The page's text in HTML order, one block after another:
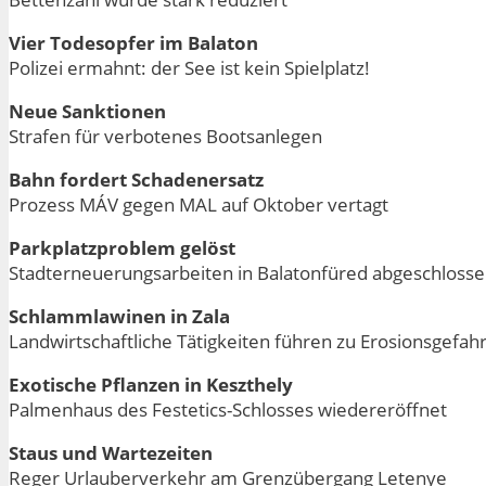
Vier Todesopfer im Balaton
Polizei ermahnt: der See ist kein Spielplatz!
Neue Sanktionen
Strafen für verbotenes Bootsanlegen
Bahn fordert Schadenersatz
Prozess MÁV gegen MAL auf Oktober vertagt
Parkplatzproblem gelöst
Stadterneuerungsarbeiten in Balatonfüred
Schlammlawinen in Zala
Landwirtschaftliche Tätigkeiten führen zu Erosionsgefahr
Exotische Pflanzen in Keszthely
Palmenhaus des Festetics-Schlosses wiedereröffnet
Staus und Wartezeiten
Reger Urlauberverkehr am Grenzübergang Letenye